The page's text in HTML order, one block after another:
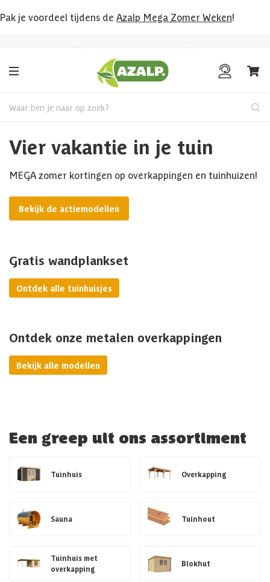
Pak je voordeel tijdens de Azalp Mega Zomer Weken!
Waar ben je naar op zoek?
Vier vakantie in je tuin
MEGA zomer kortingen op overkappingen en tuinhuizen!
Bekijk de actiemodellen
Gratis wandplankset
Ontdek alle tuinhuisjes
Ontdek onze metalen overkappingen
Bekijk alle modellen
Een greep uit ons assortiment
Tuinhuis Overkapping
Sauna Tuinhout
Tuinhuis met
overkapping
Blokhut